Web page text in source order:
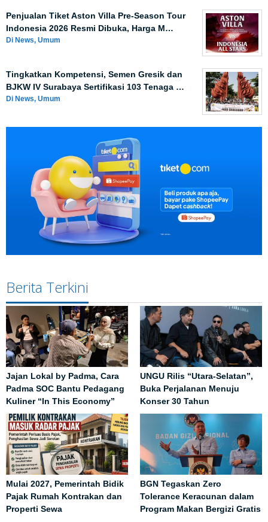
Penjualan Tiket Aston Villa Pre-Season Tour
Indonesia 2026 Resmi Dibuka, Harga M…
Di News, Umum
Tingkatkan Kompetensi, Semen Gresik dan
BJKW IV Surabaya Sertifikasi 103 Tenaga …
Di News, Umum
Berita Terkini
Jajan Lokal by Padma, Cara
Padma SOC Bantu Pedagang
Kuliner “In This Economy”
UNGU Rilis “Utara-Selatan”,
Buka Perjalanan Menuju
Konser 30 Tahun
Mulai 2027, Pemerintah Bidik
Pajak Rumah Kontrakan dan
Properti Sewa
BGN Tegaskan Zero
Tolerance Keracunan dalam
Program Makan Bergizi Gratis